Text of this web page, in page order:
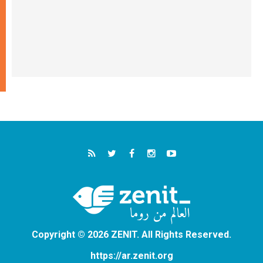
Copyright © 2026 ZENIT. All Rights Reserved.
https://ar.zenit.org